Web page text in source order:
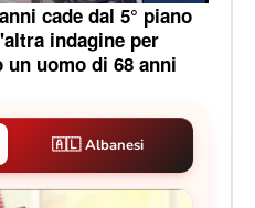
cade dal 5° piano
indagine per
uomo di 68 anni
🇦🇱 Albanesi